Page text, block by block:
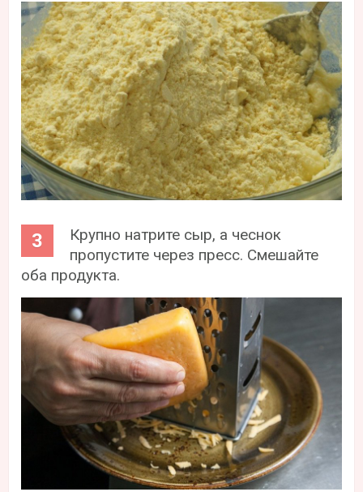
Крупно натрите сыр, а чеснок
пропустите через пресс. Смешайте
оба продукта.